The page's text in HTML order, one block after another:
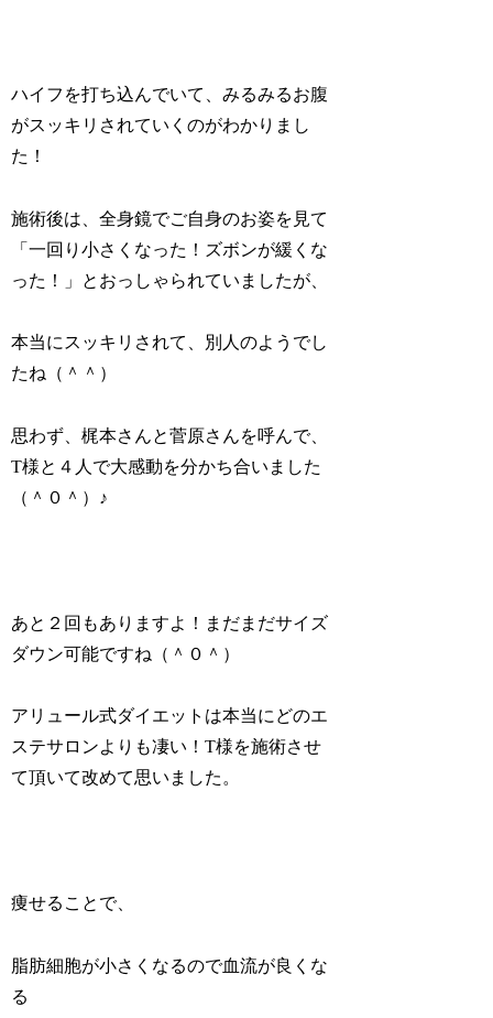
ハイフを打ち込んでいて、みるみるお腹
がスッキリされていくのがわかりまし
た！
施術後は、全身鏡でご自身のお姿を見て
「一回り小さくなった！ズボンが緩くな
った！」とおっしゃられていましたが、
本当にスッキリされて、別人のようでし
たね（＾＾）
思わず、梶本さんと菅原さんを呼んで、
T様と４人で大感動を分かち合いました
（＾０＾）♪
あと２回もありますよ！まだまだサイズ
ダウン可能ですね（＾０＾）
アリュール式ダイエットは本当にどのエ
ステサロンよりも凄い！T様を施術させ
て頂いて改めて思いました。
痩せることで、
脂肪細胞が小さくなるので血流が良くな
る